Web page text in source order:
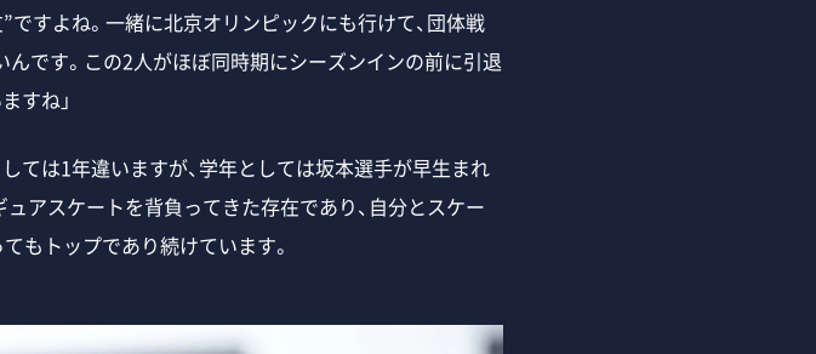
ですよね。一緒に北京オリンピックにも行けて、団体戦
です。この2人がほぼ同時期にシーズンインの前に引退
すね」
ては1年違いますが、学年としては坂本選手が早生まれ
アスケートを背負ってきた存在であり、自分とスケー
もトップであり続けています。